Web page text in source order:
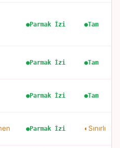
Parmak İzi Tam
Parmak İzi Tam
Parmak İzi Tam
Parmak İzi Sınırlı